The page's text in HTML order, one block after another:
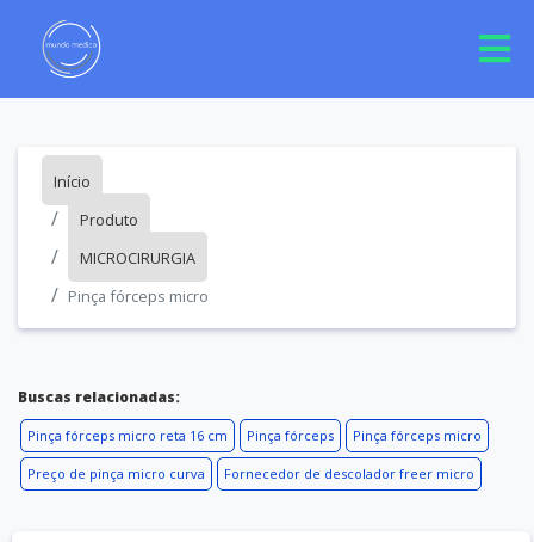
Início
Produto
MICROCIRURGIA
Pinça fórceps micro
Buscas relacionadas:
Pinça fórceps micro reta 16 cm Pinça fórceps Pinça fórceps micro
Preço de pinça micro curva Fornecedor de descolador freer micro